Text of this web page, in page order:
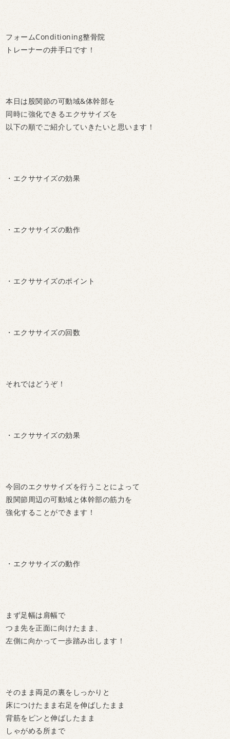
フォームConditioning整骨院
トレーナーの井手口です！
本日は股関節の可動域&体幹部を
同時に強化できるエクササイズを
以下の順でご紹介していきたいと思います！
・エクササイズの効果
・エクササイズの動作
・エクササイズのポイント
・エクササイズの回数
それではどうぞ！
・エクササイズの効果
今回のエクササイズを行うことによって
股関節周辺の可動域と体幹部の筋力を
強化することができます！
・エクササイズの動作
まず足幅は肩幅で
つま先を正面に向けたまま、
左側に向かって一歩踏み出します！
そのまま両足の裏をしっかりと
床につけたまま右足を伸ばしたまま
背筋をピンと伸ばしたまま
しゃがめる所まで